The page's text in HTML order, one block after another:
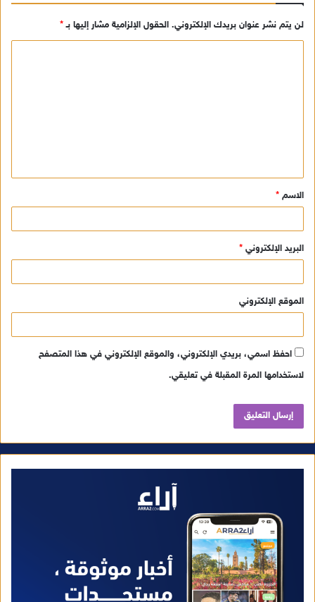
لن يتم نشر عنوان بريدك الإلكتروني. الحقول الإلزامية مشار إليها بـ*
ق
*
الاسم *
البريد الإلكتروني *
الموقع الإلكتروني
احفظ اسمي، بريدي الإلكتروني، والموقع الإلكتروني في هذا المتصفح
لاستخدامها المرة المقبلة في تعليقي.